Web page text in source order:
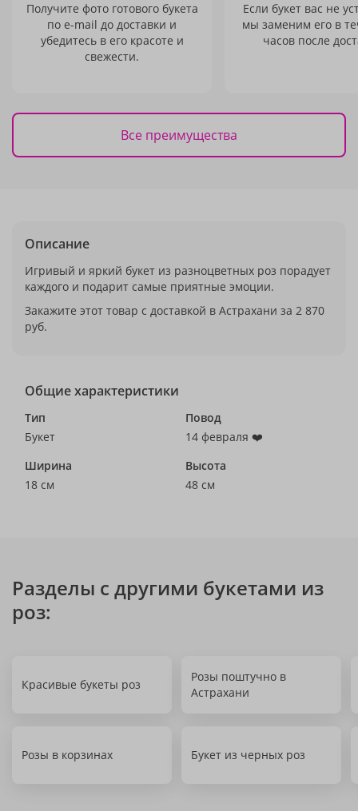
Получите фото готового букета
по e-mail до доставки и
убедитесь в его красоте и
свежести.
Если букет вас не
мы заменим его в
часов после
Все преимущества
Описание
Игривый и яркий букет из разноцветных роз порадует
каждого и подарит самые приятные эмоции.
Закажите этот товар с доставкой в Астрахани за 2 870
руб.
Общие характеристики
Тип
Букет
Повод
14 февраля ❤️
Ширина
18 см
Высота
48 см
Разделы с другими букетами из
роз:
Красивые букеты роз
Розы поштучно в
Астрахани
Розы в корзинах Букет из черных роз